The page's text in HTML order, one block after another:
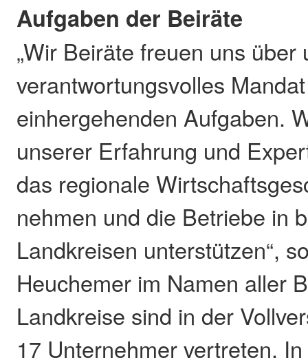
Aufgaben der Beiräte
„Wir Beiräte freuen uns über
verantwortungsvolles
einhergehenden Aufgaben.
unserer Erfahrung und
das regionale
nehmen und die Betriebe in
Landkreisen unterstützen“,
Heuchemer im Namen aller
Landkreise sind in der
17 Unternehmer vertreten.